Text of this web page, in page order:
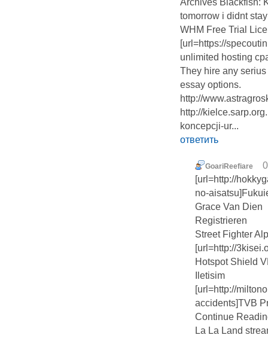
Archives Blackfish:
tomorrow i didnt
WHM Free Trial
[url=https://
unlimited hosting
They hire any
essay options.
http://
http://
koncepcji-ur...
ответить
GoariReefiare
[url=http://
no-
Grace Van Dien
Registrieren
Street Fighter
[url=http://
Hotspot Shield
Iletisim
[url=http://
accidents]TVB
Continue
La La Land